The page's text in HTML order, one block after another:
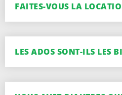
FAITES-VOUS LA
LES ADOS SONT-ILS LES